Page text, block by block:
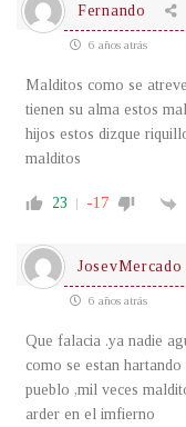
Fernando
6 años atrás
Malditos como se
tienen su alma estos
hijos estos dizque
malditos
23 -17
JosevMercado
6 años atrás
Que falacia .ya nadie
como se estan
pueblo ,mil veces
arder en el imfierno